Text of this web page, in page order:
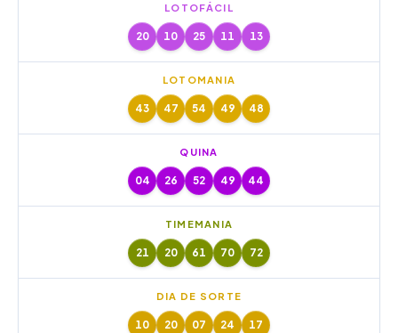
LOTOFÁCIL
20 10 25 11 13
LOTOMANIA
43 47 54 49 48
QUINA
04 26 52 49 44
TIMEMANIA
21 20 61 70 72
DIA DE SORTE
10 20 07 24 17